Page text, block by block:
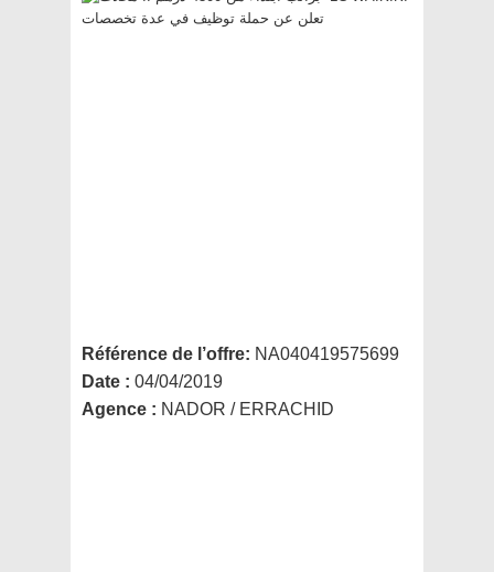
Référence de l’offre: NA040419575699
Date : 04/04/2019
Agence : NADOR / ERRACHID